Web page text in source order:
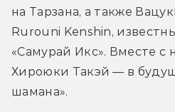
на Тарзана, а также
Rurouni Kenshin,
«Самурай Икс». Вместе с
Хироюки Такэй — в
шамана».